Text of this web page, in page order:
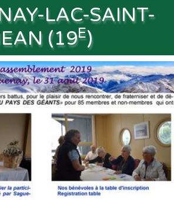
LAC-SAINT-
(19E)